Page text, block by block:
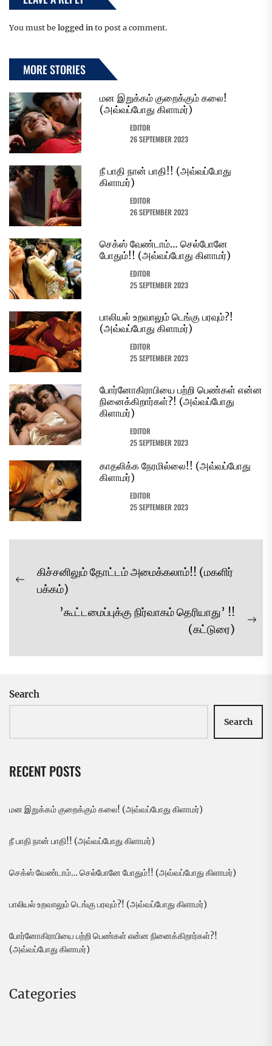
You must be logged in to post a comment.
MORE STORIES
மன இறுக்கம் குறைக்கும் கலை!
(அவ்வப்போது கிளாமர்)
EDITOR
26 SEPTEMBER 2023
நீ பாதி நான் பாதி!! (அவ்வப்போது
கிளாமர்)
EDITOR
26 SEPTEMBER 2023
செக்ஸ் வேண்டாம்… செல்போனே
போதும்!! (அவ்வப்போது கிளாமர்)
EDITOR
25 SEPTEMBER 2023
பாலியல் உறவாலும் டெங்கு பரவும்?!
(அவ்வப்போது கிளாமர்)
EDITOR
25 SEPTEMBER 2023
போர்னோகிராபியை பற்றி பெண்கள் என்ன
நினைக்கிறார்கள்?! (அவ்வப்போது
கிளாமர்)
EDITOR
25 SEPTEMBER 2023
காதலிக்க நேரமில்லை!! (அவ்வப்போது
கிளாமர்)
EDITOR
25 SEPTEMBER 2023
Post
navigation
Previous
கிச்சனிலும் தோட்டம் அமைக்கலாம்!! (மகளிர்
பக்கம்)
’கூட்டமைப்புக்கு நிர்வாகம் தெரியாது’ !!
(கட்டுரை)
Search
Search
RECENT POSTS
மன இறுக்கம் குறைக்கும் கலை! (அவ்வப்போது கிளாமர்)
நீ பாதி நான் பாதி!! (அவ்வப்போது கிளாமர்)
செக்ஸ் வேண்டாம்… செல்போனே போதும்!! (அவ்வப்போது கிளாமர்)
பாலியல் உறவாலும் டெங்கு பரவும்?! (அவ்வப்போது கிளாமர்)
போர்னோகிராபியை பற்றி பெண்கள் என்ன நினைக்கிறார்கள்?!
(அவ்வப்போது கிளாமர்)
Categories